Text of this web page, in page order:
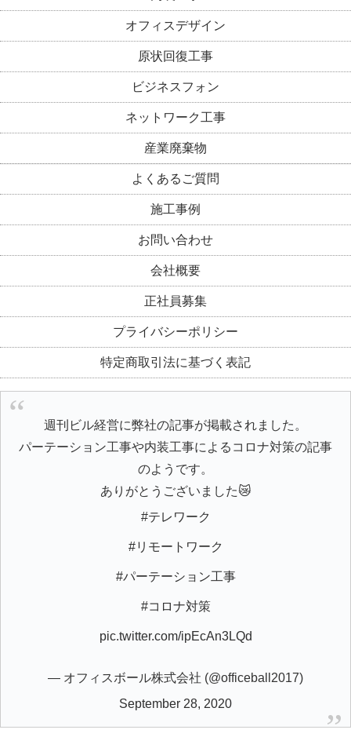
オフィスデザイン
原状回復工事
ビジネスフォン
ネットワーク工事
産業廃棄物
よくあるご質問
施工事例
お問い合わせ
会社概要
正社員募集
プライバシーポリシー
特定商取引法に基づく表記
週刊ビル経営に弊社の記事が掲載されました。
パーテーション工事や内装工事によるコロナ対策の記事
のようです。
ありがとうございました😿
#テレワーク
#リモートワーク
#パーテーション工事
#コロナ対策
pic.twitter.com/ipEcAn3LQd
— オフィスボール株式会社 (@officeball2017)
September 28, 2020